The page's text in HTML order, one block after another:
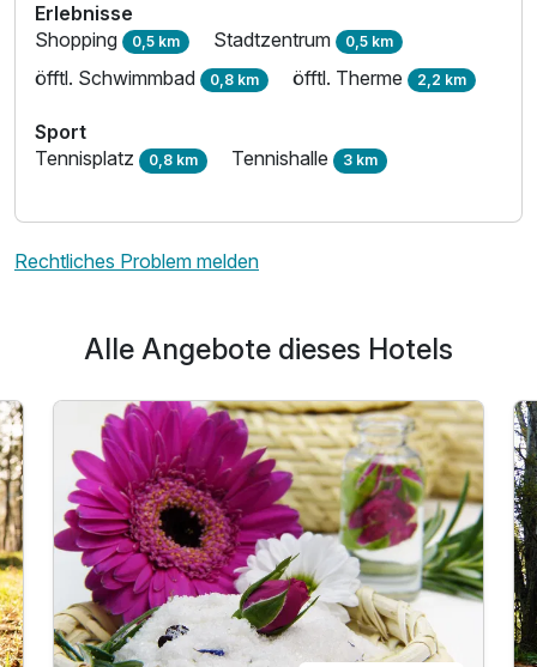
Einzelzimmer Komfort
1 Erwachsenen
Erlebnisse
Shopping 0,5 km Stadtzentrum 0,5 km
öfftl. Schwimmbad 0,8 km öfftl. Therme 2,2 km
Sport
Tennisplatz 0,8 km Tennishalle 3 km
Rechtliches Problem melden
Alle Angebote dieses Hotels